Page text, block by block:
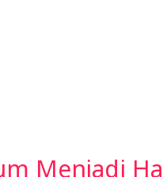
Menjadi